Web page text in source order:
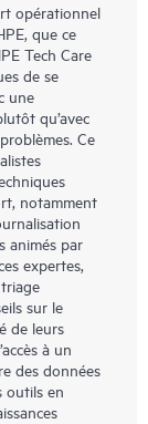
opérationnel
que ce
Tech Care
de se
une
qu’avec
Ce
notamment
animés par
expertes,
sur le
de leurs
à un
des données
outils en